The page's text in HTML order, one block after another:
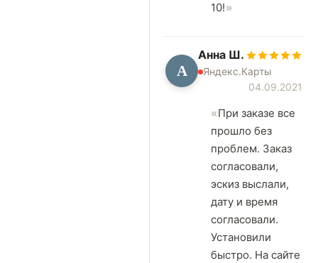
10!
А
Анна Ш.
Яндекс.Карты
04.09.2021
При заказе все
прошло без
проблем. Заказ
согласовали,
эскиз выслали,
дату и время
согласовали.
Установили
быстро. На сайте